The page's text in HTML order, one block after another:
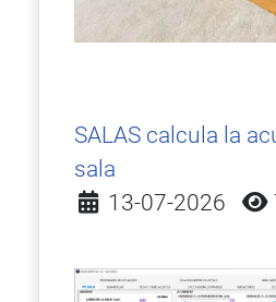
SALAS calcula la
sala
Detalles
13-07-2026